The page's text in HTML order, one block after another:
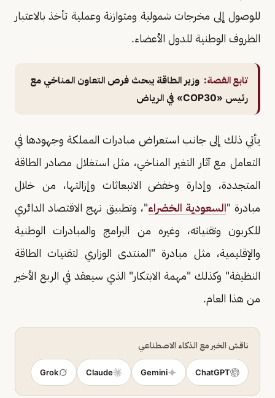
للوصول إلى مخرجات شمولية ومتوازنة وعملية تأخذ بالاعتبار
الظروف الوطنية للدول الأعضاء.
تابع القصة: وزير الطاقة يبحث فرص التعاون المناخي مع
رئيس «COP30» في الرياض
يأتي ذلك إلى جانب استعراض مبادرات المملكة وجهودها في
التعامل مع آثار التغير المناخي، مثل استغلال مصادر الطاقة
المتجددة، وإدارة وخفض الانبعاثات وإزالتها، من خلال
مبادرة "السعودية الخضراء"، وتطبيق نهج الاقتصاد الدائري
للكربون وتقنياته، وغيره من البرامج والمبادرات الوطنية
والإقليمية، مثل مبادرة "المنتدى الوزاري لتقنيات الطاقة
النظيفة" وكذلك "مهمة الابتكار" الذي سيعقد في الربع الأخير
من هذا العام.
ناقش الخبر مع الذكاء الاصطناعي
ChatGPT
Gemini
Claude
Grok